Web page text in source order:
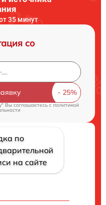
35 минут
со
Вы соглашаетесь cполитикой
по
на сайте